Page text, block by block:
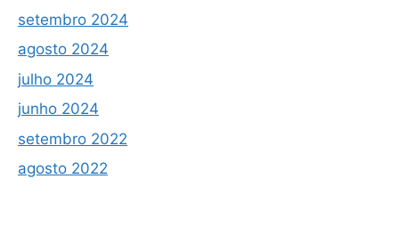
setembro 2024
agosto 2024
julho 2024
junho 2024
setembro 2022
agosto 2022